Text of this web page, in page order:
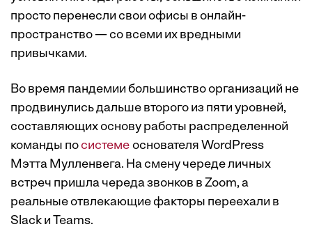
просто перенесли свои офисы в онлайн-
пространство — со всеми их вредными
привычками.
Во время пандемии большинство организаций не
продвинулись дальше второго из пяти уровней,
составляющих основу работы распределенной
команды посистеме основателя WordPress
Мэтта Мулленвега. На смену череде личных
встреч пришла череда звонков в Zoom, а
реальные отвлекающие факторы переехали в
Slack и Teams.